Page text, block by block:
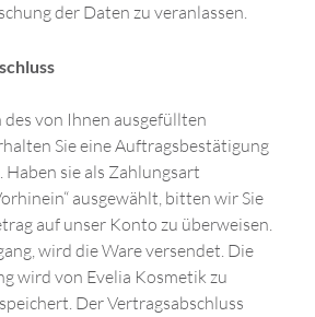
der Daten zu veranlassen.
von Ihnen ausgefüllten
Sie eine Auftragsbestätigung
Haben sie als Zahlungsart
ausgewählt, bitten wir Sie
auf unser Konto zu überweisen.
wird die Ware versendet. Die
wird von Evelia Kosmetik zu
Der Vertragsabschluss